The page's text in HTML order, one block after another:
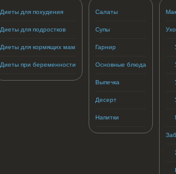
Диеты для похудения
Диеты для подростков
Диеты для кормящих мам
Диеты при беременности
Салаты
Супы
Гарнир
Основные блюда
Выпечка
Десерт
Напитки